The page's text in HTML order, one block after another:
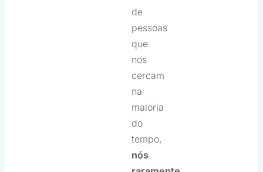
de
pessoas
que
nos
cercam
na
maioria
do
tempo,
nós